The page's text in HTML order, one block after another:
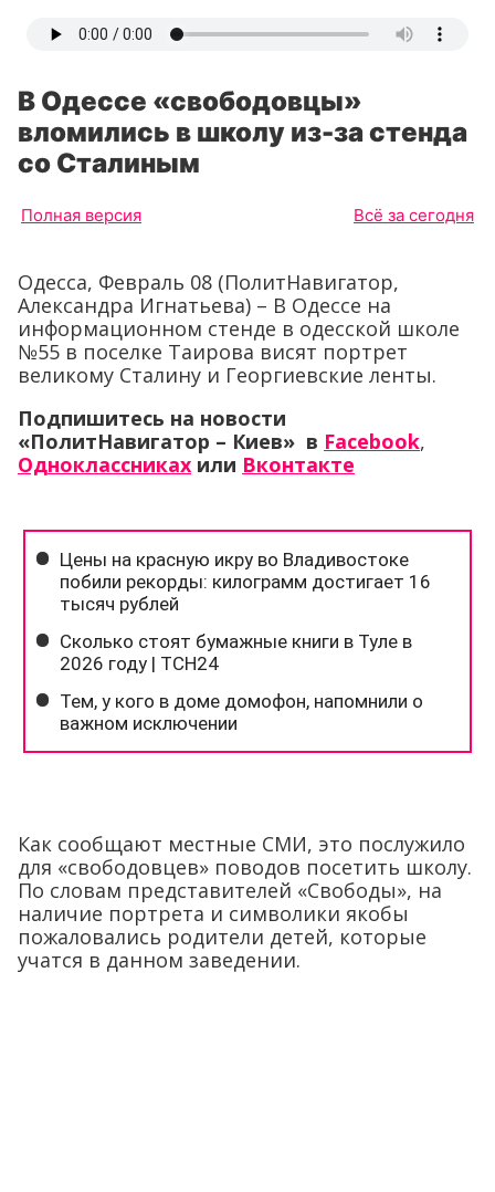
В Одессе «свободовцы»
вломились в школу из-за стенда
со Сталиным
Полная версия Всё за сегодня
Одесса, Февраль 08 (ПолитНавигатор,
Александра Игнатьева) – В Одессе на
информационном стенде в одесской школе
№55 в поселке Таирова висят портрет
великому Сталину и Георгиевские ленты.
Подпишитесь на новости
«ПолитНавигатор – Киев» в Facebook,
Одноклассниках или Вконтакте
Как сообщают местные СМИ, это послужило
для «свободовцев» поводов посетить школу.
По словам представителей «Свободы», на
наличие портрета и символики якобы
пожаловались родители детей, которые
учатся в данном заведении.